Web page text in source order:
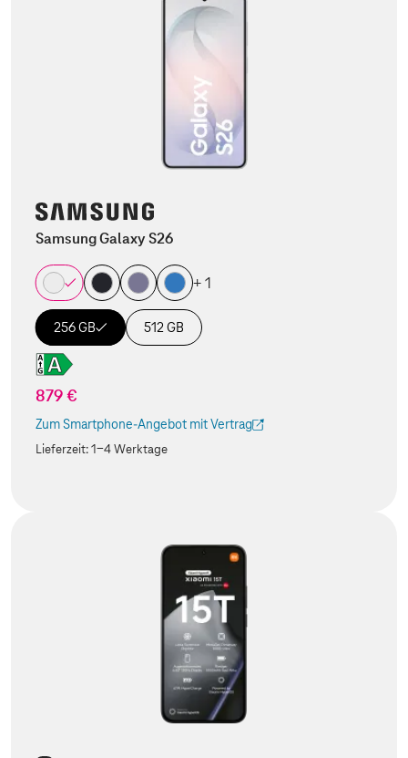
Samsung Galaxy S26
+ 1
256 GB 512 GB
879 €
Zum Smartphone-Angebot mit Vertrag
(Der Link wird in einem neuen Tab geöffnet)
Lieferzeit:1-4 Werktage